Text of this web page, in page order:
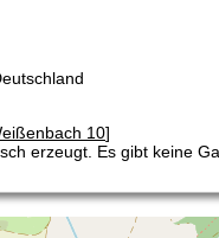
10]
erzeugt. Es gibt keine